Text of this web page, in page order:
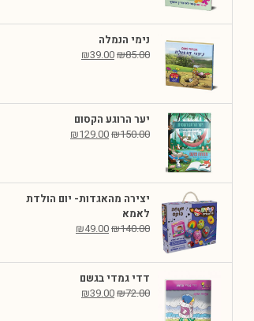
נימי הנמלה
₪85.00
₪39.00
יער הרוגע הקסום
₪150.00
₪129.00
יצירה מהאגדות- יום הולדת
לאמא
₪140.00
₪49.00
דדי גמדי בגשם
₪72.00
₪39.00